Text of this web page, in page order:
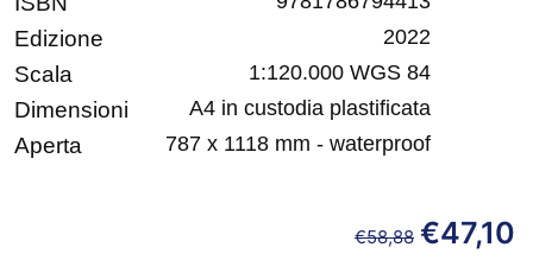
Edizione 2022
Scala 1:120.000 WGS 84
Dimensioni A4 in custodia plastificata
Aperta 787 x 1118 mm - waterproof
€58,88 €47,10